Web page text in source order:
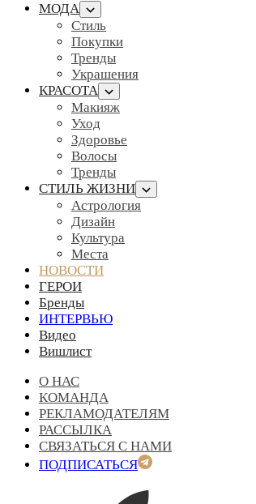
МОДА
Стиль
Покупки
Тренды
Украшения
КРАСОТА
Макияж
Уход
Здоровье
Волосы
Тренды
СТИЛЬ ЖИЗНИ
Астрология
Дизайн
Культура
Места
НОВОСТИ
ГЕРОИ
Бренды
ИНТЕРВЬЮ
Видео
Вишлист
О НАС
КОМАНДА
РЕКЛАМОДАТЕЛЯМ
РАССЫЛКА
СВЯЗАТЬСЯ С НАМИ
ПОДПИСАТЬСЯ